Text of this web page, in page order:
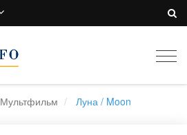
Мультфильм Луна / Moon